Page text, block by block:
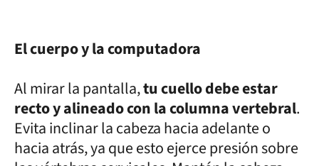
El cuerpo y la computadora
Al mirar la pantalla,tu cuello debe estar
recto y alineado con la columna vertebral.
Evita inclinar la cabeza hacia adelante o
hacia atrás, ya que esto ejerce presión sobre